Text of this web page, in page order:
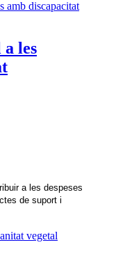
les
a les despeses
de suport i